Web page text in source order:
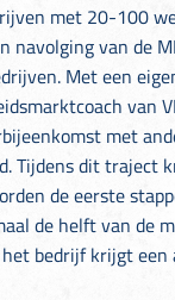
met 20-100
navolging van de
Met een
van
met
Tijdens dit traject
de eerste
de helft van de
bedrijf krijgt